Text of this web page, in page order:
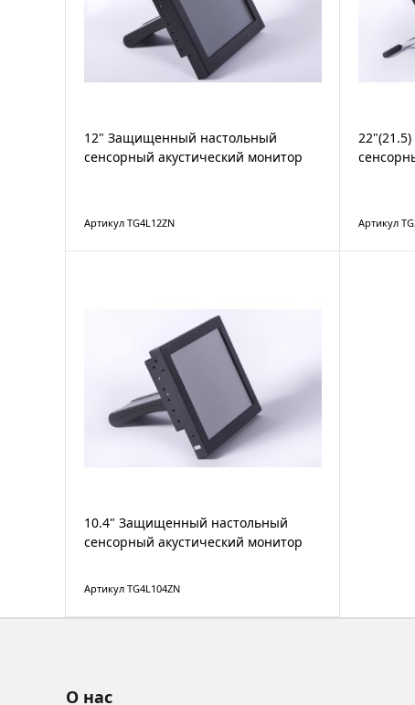
12" Защищенный настольный
сенсорный акустический монитор
Артикул TG4L12ZN Артикул
10.4" Защищенный настольный
сенсорный акустический монитор
Артикул TG4L104ZN
О нас